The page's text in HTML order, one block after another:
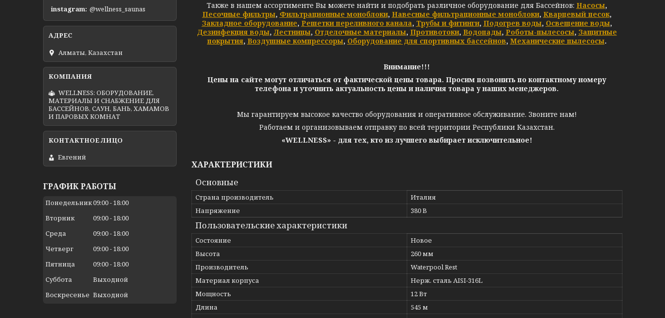
Также в нашем ассортименте Вы можете найти и подобрать различное оборудование для Бассейнов: Насосы,
Песочные фильтры, Фильтрационные моноблоки, Навесные фильтрационные моноблоки, Кварцевый песок,
Закладное оборудование, Решетки переливного канала, Трубы и фитинги, Подогрев воды, Освещение воды,
Дезинфекция воды, Лестницы, Отделочные материалы, Противотоки, Водопады, Роботы-пылесосы, Защитные
покрытия, Воздушные компрессоры, Оборудование для спортивных бассейнов, Механические пылесосы.
Внимание!!!
Цены на сайте могут отличаться от фактической цены товара. Просим позвонить по контактному номеру
телефона и уточнить актуальность цены и наличия товара у наших менеджеров.
Мы гарантируем высокое качество оборудования и оперативное обслуживание. Звоните нам!
Работаем и организовываем отправку по всей территории Республики Казахстан.
«WELLNESS» - для тех, кто из лучшего выбирает исключительное!
ХАРАКТЕРИСТИКИ
Основные
Страна производитель
Италия
Напряжение
380 В
Пользовательские характеристики
Состояние
Новое
Высота
260 мм
Производитель
Waterpool Rest
Материал корпуса
Нерж. сталь AISI-316L
Мощность
12 Вт
Длина
545 м
instagram @wellness_saunas
Алматы, Казахстан
WELLNESS: ОБОРУДОВАНИЕ,
МАТЕРИАЛЫ И СНАБЖЕНИЕ ДЛЯ
БАССЕЙНОВ, САУН, БАНЬ, ХАМАМОВ
И ПАРОВЫХ КОМНАТ
Евгений
ГРАФИК РАБОТЫ
Понедельник09:00 18:00
Вторник
09:00 18:00
Среда
09:00 18:00
Четверг
09:00 18:00
Пятница
09:00 18:00
Суббота
Выходной
Воскресенье Выходной